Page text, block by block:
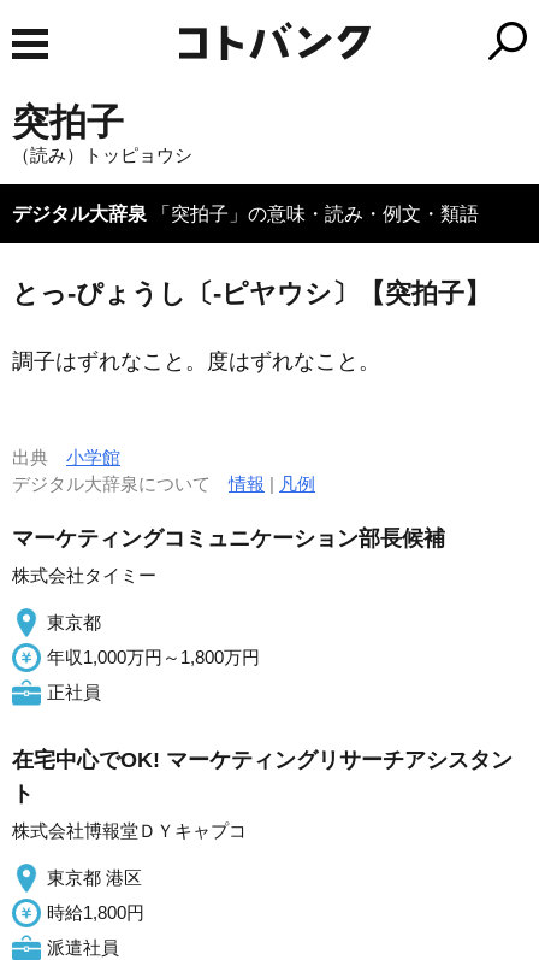
突拍子
（読み）トッピョウシ
デジタル大辞泉 「突拍子」の意味・読み・例文・類語
とっ‐ぴょうし〔‐ピヤウシ〕【突拍子】
調子はずれなこと。度はずれなこと。
出典 小学館
デジタル大辞泉について情報 | 凡例
マーケティングコミュニケーション部長候補
株式会社タイミー
東京都
年収1,000万円～1,800万円
正社員
在宅中心でOK! マーケティングリサーチアシスタン
ト
株式会社博報堂ＤＹキャプコ
東京都 港区
時給1,800円
派遣社員